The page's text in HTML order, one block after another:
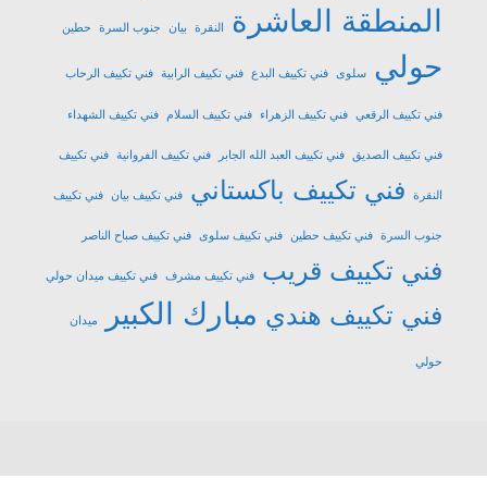
المنطقة العاشرة
النقرة بيان جنوب السرة حطين
حولي سلوى فني تكييف البدع فني تكييف الرابية فني تكييف الرحاب
فني تكييف الرقعي فني تكييف الزهراء فني تكييف السلام فني تكييف الشهداء
فني تكييف الصديق فني تكييف العبد الله الجابر فني تكييف الفروانية فني تكييف
النقرة فني تكييف باكستاني فني تكييف بيان فني تكييف
جنوب السرة فني تكييف حطين فني تكييف سلوى فني تكييف صباح الناصر
فني تكييف قريب فني تكييف مشرف فني تكييف ميدان حولي
فني تكييف هندي مبارك الكبير ميدان
حولي